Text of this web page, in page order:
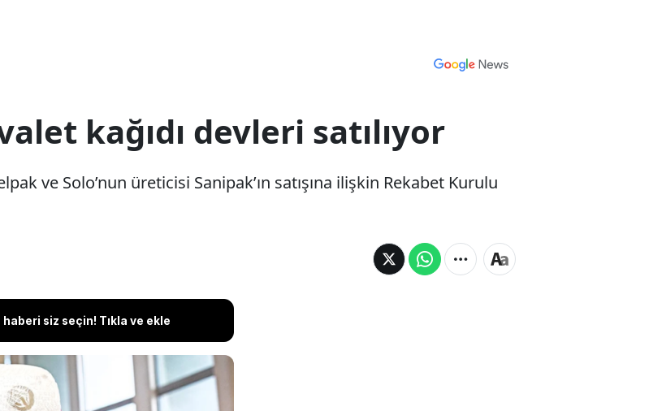
kağıdı devleri satılıyor
ve Solo’nun üreticisi Sanipak’ın satışına ilişkin Rekabet Kurulu
haberi siz seçin! Tıkla ve ekle